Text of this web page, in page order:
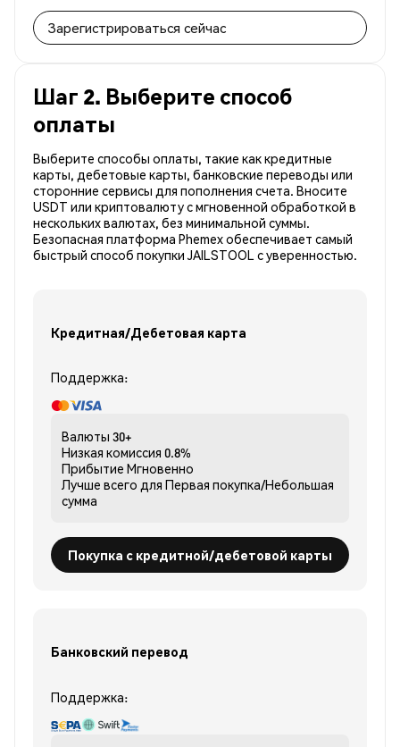
Зарегистрироваться сейчас
Шаг 2. Выберите способ
оплаты
Выберите способы оплаты, такие как кредитные
карты, дебетовые карты, банковские переводы или
сторонние сервисы для пополнения счета. Вносите
USDT или криптовалюту с мгновенной обработкой в
нескольких валютах, без минимальной суммы.
Безопасная платформа Phemex обеспечивает самый
быстрый способ покупки JAILSTOOL с уверенностью.
Кредитная/Дебетовая карта
Поддержка:
Валюты 30+
Низкая комиссия 0.8%
Прибытие Мгновенно
Лучше всего для Первая покупка/Небольшая
сумма
Покупка с кредитной/дебетовой карты
Банковский перевод
Поддержка: